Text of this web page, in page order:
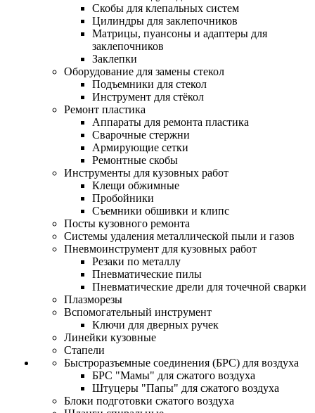
Скобы для клепальных систем
Цилиндры для заклепочников
Матрицы, пуансоны и адаптеры для
заклепочников
Заклепки
Оборудование для замены стекол
Подъемники для стекол
Инструмент для стёкол
Ремонт пластика
Аппараты для ремонта пластика
Сварочные стержни
Армирующие сетки
Ремонтные скобы
Инструменты для кузовных работ
Клещи обжимные
Пробойники
Съемники обшивки и клипс
Посты кузовного ремонта
Системы удаления металлической пыли и газов
Пневмоинструмент для кузовных работ
Резаки по металлу
Пневматические пилы
Пневматические дрели для точечной сварки
Плазморезы
Вспомогательный инструмент
Ключи для дверных ручек
Линейки кузовные
Стапели
Быстроразъемные соединения (БРС) для воздуха
БРС "Мамы" для сжатого воздуха
Штуцеры "Папы" для сжатого воздуха
Блоки подготовки сжатого воздуха